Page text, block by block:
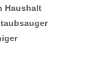
Haushalt